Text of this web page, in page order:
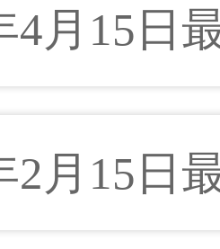
4月15日
2月15日